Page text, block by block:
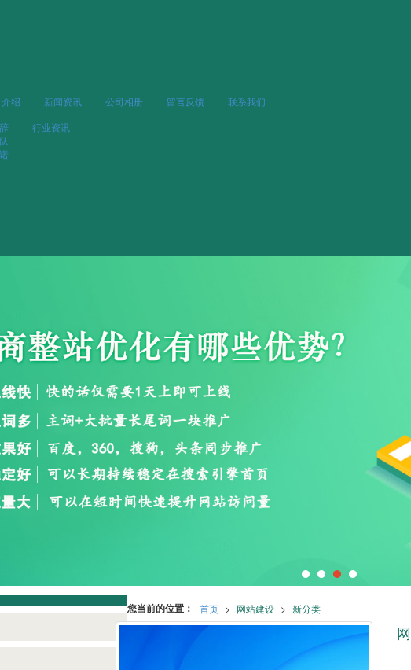
绍 新闻资讯
行业资讯
公司相册 留言反馈 联系我们
您当前的位置： 首页 > 网站建设 > 新分类